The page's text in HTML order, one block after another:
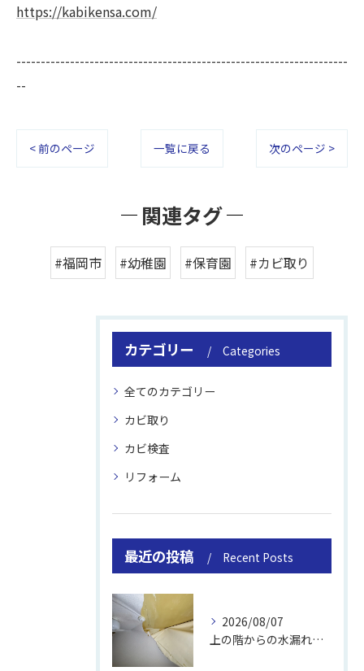
https://kabikensa.com/
--------------------------------------------------------------------
--
< 前のページ 一覧に戻る 次のページ >
関連タグ
#福岡市 #幼稚園 #保育園 #カビ取り
カテゴリー Categories
全てのカテゴリー
カビ取り
カビ検査
リフォーム
最近の投稿 Recent Posts
2026/08/07
上の階からの水漏れでカビ｜対処法と業者